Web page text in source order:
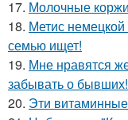
17. Молочные
18. Метис
семью ищет!
19. Мне нравятся
забывать о бывших!
20. Эти